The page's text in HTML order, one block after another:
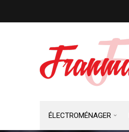
ÉLECTROMÉNAGER